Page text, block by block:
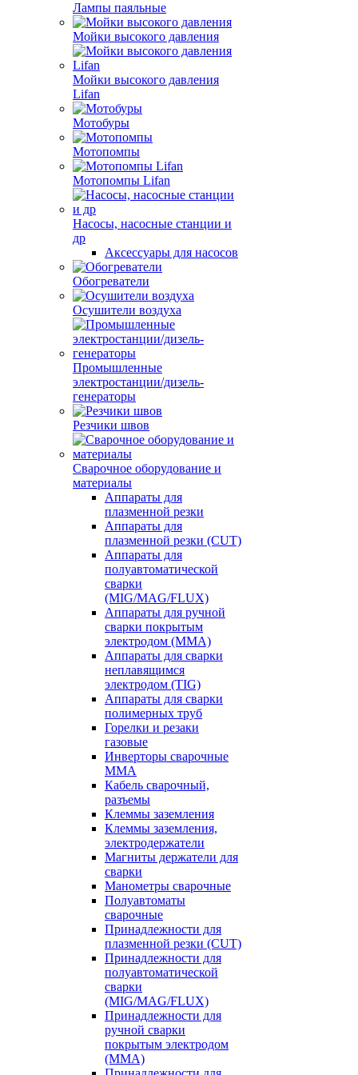
Лампы паяльные
Мойки высокого давления
Мойки высокого давления
Lifan
Мотобуры
Мотопомпы
Мотопомпы Lifan
Насосы, насосные станции и
др
Аксессуары для насосов
Обогреватели
Осушители воздуха
Промышленные
электростанции/дизель-
генераторы
Резчики швов
Сварочное оборудование и
материалы
Аппараты для
плазменной резки
Аппараты для
плазменной резки (CUT)
Аппараты для
полуавтоматической
сварки
(MIG/MAG/FLUX)
Аппараты для ручной
сварки покрытым
электродом (MMA)
Аппараты для сварки
неплавящимся
электродом (TIG)
Аппараты для сварки
полимерных труб
Горелки и резаки
газовые
Инверторы сварочные
ММА
Кабель сварочный,
разъемы
Клеммы заземления
Клеммы заземления,
электродержатели
Магниты держатели для
сварки
Манометры сварочные
Полуавтоматы
сварочные
Принадлежности для
плазменной резки (CUT)
Принадлежности для
полуавтоматической
сварки
(MIG/MAG/FLUX)
Принадлежности для
ручной сварки
покрытым электродом
(MMA)